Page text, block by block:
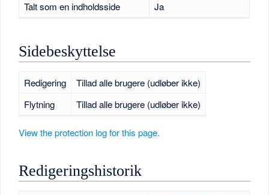
Talt som en indholdsside Ja
Sidebeskyttelse
Redigering
Tillad alle brugere (udløber ikke)
Flytning
Tillad alle brugere (udløber ikke)
View the protection log for this page.
Redigeringshistorik